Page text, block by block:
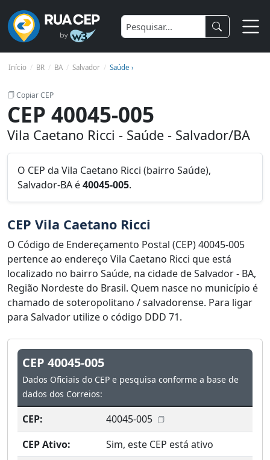
Início BR BA Salvador Saúde ›
Copiar CEP
CEP 40045-005
Vila Caetano Ricci - Saúde - Salvador/BA
O CEP da Vila Caetano Ricci (bairro Saúde),
Salvador-BA é40045-005.
CEP Vila Caetano Ricci
O Código de Endereçamento Postal (CEP) 40045-005
pertence ao endereço Vila Caetano Ricci que está
localizado no bairro Saúde, na cidade de Salvador - BA,
Região Nordeste do Brasil. Quem nasce no município é
chamado de soteropolitano / salvadorense. Para ligar
para Salvador utilize o código DDD 71.
CEP 40045-005
Dados Oficiais do CEP e pesquisa conforme a base de
dados dos Correios:
CEP:
40045-005
CEP Ativo:
Sim, este CEP está ativo